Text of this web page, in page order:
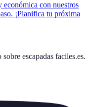
económica con nuestros
¡Planifica tu próxima
sobre escapadas faciles.es.